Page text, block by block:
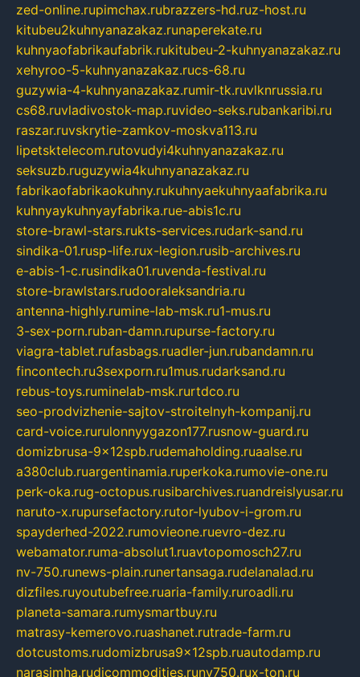
zed-online.rupimchax.rubrazzers-hd.ruz-host.ru
kitubeu2kuhnyanazakaz.runaperekate.ru
kuhnyaofabrikaufabrik.rukitubeu-2-kuhnyanazakaz.ru
xehyroo-5-kuhnyanazakaz.rucs-68.ru
guzywia-4-kuhnyanazakaz.rumir-tk.ruvlknrussia.ru
cs68.ruvladivostok-map.ruvideo-seks.rubankaribi.ru
raszar.ruvskrytie-zamkov-moskva113.ru
lipetsktelecom.rutovudyi4kuhnyanazakaz.ru
seksuzb.ruguzywia4kuhnyanazakaz.ru
fabrikaofabrikaokuhny.rukuhnyaekuhnyaafabrika.ru
kuhnyaykuhnyayfabrika.rue-abis1c.ru
store-brawl-stars.rukts-services.rudark-sand.ru
sindika-01.rusp-life.rux-legion.rusib-archives.ru
e-abis-1-c.rusindika01.ruvenda-festival.ru
store-brawlstars.rudooraleksandria.ru
antenna-highly.rumine-lab-msk.ru1-mus.ru
3-sex-porn.ruban-damn.rupurse-factory.ru
viagra-tablet.rufasbags.ruadler-jun.rubandamn.ru
fincontech.ru3sexporn.ru1mus.rudarksand.ru
rebus-toys.ruminelab-msk.rurtdco.ru
seo-prodvizhenie-sajtov-stroitelnyh-kompanij.ru
card-voice.rurulonnyygazon177.rusnow-guard.ru
domizbrusa-9x12spb.rudemaholding.ruaalse.ru
a380club.ruargentinamia.ruperkoka.rumovie-one.ru
perk-oka.rug-octopus.rusibarchives.ruandreislyusar.ru
naruto-x.rupursefactory.rutor-lyubov-i-grom.ru
spayderhed-2022.rumovieone.ruevro-dez.ru
webamator.ruma-absolut1.ruavtopomosch27.ru
nv-750.runews-plain.runertansaga.rudelanalad.ru
dizfiles.ruyoutubefree.ruaria-family.ruroadli.ru
planeta-samara.rumysmartbuy.ru
matrasy-kemerovo.ruashanet.rutrade-farm.ru
dotcustoms.rudomizbrusa9x12spb.ruautodamp.ru
narasimha.rudjcommodities.runv750.rux-ton.ru